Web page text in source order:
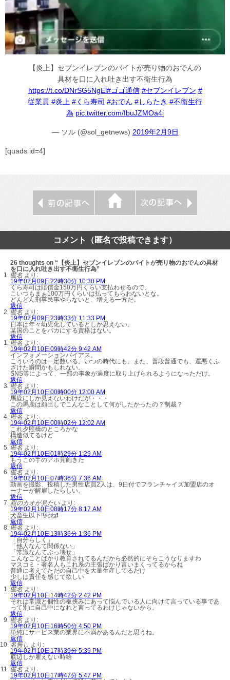
【炎上】セブンイレブンのバイトが売り物のおでんの
具材を口に入れ吐き出す不衛生行為
https://t.co/DNrSG5NgEl#ゴゴ通信 #セブンイレブン #
従業員 #炎上 #くら寿司 #おでん #しらたき #不衛生行
為 pic.twitter.com/IbuJZMOa4i
— ソル (@sol_getnews) 2019年2月9日
[quads id=4]
コメント（匿名で投稿できます）
26 thoughts on “【炎上】セブンイレブンのバイトが売り物のおでんの具材
を口に入れ吐き出す不衛生行為”
匿名 より:
19年02月09日22時30分 10:30 PM
くら寿司は賠償金150万円くらい支払わせるので、
こいつもまぁ100万円くらいは払ってもらわないとな。
どんどん刑事民事やらないと、増える一方だ。
返信
匿名 より:
19年02月09日23時33分 11:33 PM
日本は年々幼児化しているとしか思えない。
某国のことをバカにする資格はない。
返信
匿名 より:
19年02月10日09時42分 9:42 AM
インフォメーションバイアス。
こういうのは一定数いる。いつの時代にも。また、普段普通でも、運悪くふ
ざけた瞬間かもしれない。
SNS等によって、一部の事象が過度に取り上げられるようになっただけ。
返信
匿名 より:
19年02月10日00時00分 12:00 AM
馬鹿にしか見えないわけだが・・・
この馬鹿は顔出しでこんなことして何がしたかったの？制裁？
返信
匿名 より:
19年02月10日00時02分 12:02 AM
これ夕照橋のところかな
構造似てるけど
返信
匿名 より:
19年02月10日01時29分 1:29 AM
もうこの手のアホ見飽きた
返信
匿名 より:
19年02月10日07時36分 7:36 AM
動画を撮影、投稿した男性店員2人は、9日付でフランチャイズ加盟店のオ
ーナーが解雇したらしい。
返信
親のカオが見たい より:
19年02月10日08時17分 8:17 AM
犬畜生以下‼死ね❗
返信
匿名 より:
19年02月10日13時36分 1:36 PM
「自分らしく」
「他人なんて関係ない」
「常識なんてぶっ壊せ」
こんなことばかり教育されてるんだから必然的にそらこうなりますわ
マスコミ・著名人もこれ系の主張ばかり言いまくってるからね
普通に考えてただの自己中を大量生産してるだけ
少しは責任を感じて欲しい
返信
匿名 より:
19年02月10日14時42分 2:42 PM
それは常識と個性の板挟みにあって悩んでいる人に向けて言っている事であ
って別に自己中になれと言ってるわけじゃないから。
返信
匿名 より:
19年02月10日16時50分 4:50 PM
単純にサービス業の業界に不満があるんだと思うね。
返信
名無し より:
19年02月10日17時39分 5:39 PM
底辺しか雇えない時給
返信
匿名 より:
19年02月10日17時47分 5:47 PM